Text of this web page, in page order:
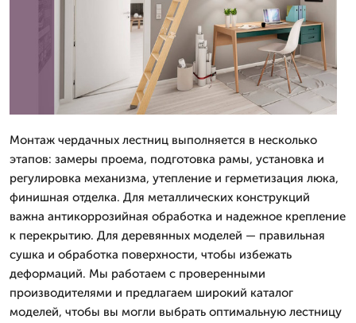
Монтаж чердачных лестниц выполняется в несколько
этапов: замеры проема, подготовка рамы, установка и
регулировка механизма, утепление и герметизация люка,
финишная отделка. Для металлических конструкций
важна антикоррозийная обработка и надежное крепление
к перекрытию. Для деревянных моделей — правильная
сушка и обработка поверхности, чтобы избежать
деформаций. Мы работаем с проверенными
производителями и предлагаем широкий каталог
моделей, чтобы вы могли выбрать оптимальную лестницу